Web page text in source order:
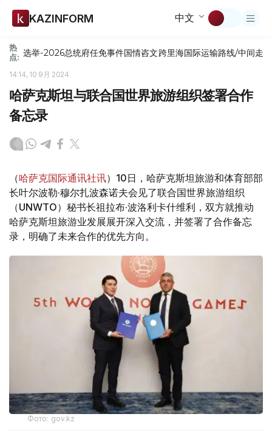
KAZINFORM 中文
热
点: 选举-2026总统府任免事件国情咨文跨里海国际运输路线/中间走廊
14:14, 10 9月 2024
哈萨克斯坦与联合国世界旅游组织签署合作
备忘录
（哈萨克国际通讯社讯）10日，哈萨克斯坦旅游和体育部部
长叶尔波勒·穆尔扎波森诺夫会见了联合国世界旅游组织
（UNWTO）秘书长祖拉布·波洛利卡什维利，双方就推动
哈萨克斯坦旅游业发展展开深入交流，并签署了合作备忘
录，明确了未来合作的优先方向。
Фото: gov.kz